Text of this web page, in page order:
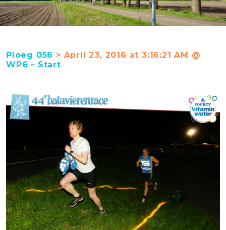
Ploeg 056 > April 23, 2016 at 3:16:21 AM @
WP6 - Start